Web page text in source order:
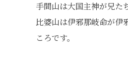
手間山は大国主神が兄た
比婆山は伊邪那岐命が伊
ころです。